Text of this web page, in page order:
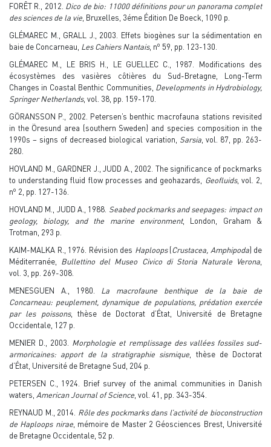
FORÊT R., 2012. Dico de bio: 11000 définitions pour un panorama complet
des sciences de la vie , Bruxelles, 3éme Édition De Boeck, 1090 p.
GLÉMAREC M., GRALL J., 2003. Effets biogènes sur la sédimentation en
baie de Concarneau, Les Cahiers Nantais, no 59, pp. 123-130.
GLÉMAREC M., LE BRIS H., LE GUELLEC C., 1987. Modifications des
écosystèmes des vasières côtières du Sud-Bretagne, Long-Term
Changes in Coastal Benthic Communities, Developments in Hydrobiology,
Springer Netherlands, vol. 38, pp. 159-170.
GÖRANSSON P., 2002. Petersen’s benthic macrofauna stations revisited
in the Öresund area (southern Sweden) and species composition in the
1990s – signs of decreased biological variation, Sarsia, vol. 87, pp. 263-
280.
HOVLAND M., GARDNER J., JUDD A., 2002. The significance of pockmarks
to understanding fluid flow processes and geohazards, Geofluids, vol. 2,
no 2, pp. 127-136.
HOVLAND M., JUDD A., 1988. Seabed pockmarks and seepages: impact on
geology, biology, and the marine environment, London, Graham &
Trotman, 293 p.
KAIM-MALKA R., 1976. Révision des Haploops(Crustacea, Amphipoda) de
Méditerranée, Bullettino del Museo Civico di Storia Naturale Verona
vol. 3, pp. 269-308.
MENESGUEN A., 1980. La macrofaune benthique de la baie de
Concarneau: peuplement, dynamique de populations, prédation exercée
par les poissons, thèse de Doctorat d’État, Université de Bretagne
Occidentale, 127 p.
MENIER D., 2003. Morphologie et remplissage des vallées fossiles sud-
armoricaines: apport de la stratigraphie sismique , thèse de Doctorat
d’État, Université de Bretagne Sud, 204 p.
PETERSEN C., 1924. Brief survey of the animal communities in Danish
waters, American Journal of Science , vol. 41, pp. 343-354.
REYNAUD M., 2014. Rôle des pockmarks dans l’activité de bioconstruction
de Haploops nirae, mémoire de Master 2 Géosciences Brest, Université
de Bretagne Occidentale, 52 p.